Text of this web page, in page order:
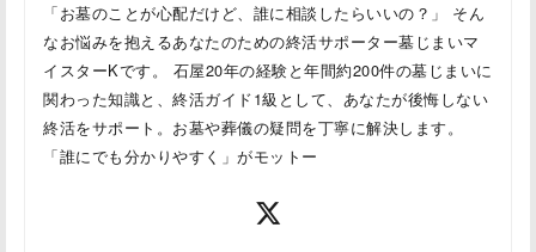
「お墓のことが心配だけど、誰に相談したらいいの？」 そん
なお悩みを抱えるあなたのための終活サポーター墓じまいマ
イスターKです。 石屋20年の経験と年間約200件の墓じまいに
関わった知識と、終活ガイド1級として、あなたが後悔しない
終活をサポート。お墓や葬儀の疑問を丁寧に解決します。
「誰にでも分かりやすく」がモットー